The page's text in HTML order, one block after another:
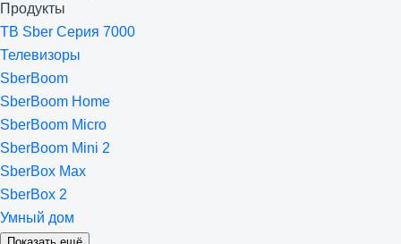
Продукты
ТВ Sber Серия 7000
Телевизоры
SberBoom
SberBoom Home
SberBoom Micro
SberBoom Mini 2
SberBox Max
SberBox 2
Умный дом